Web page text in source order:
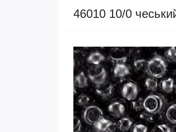
46010 10/0